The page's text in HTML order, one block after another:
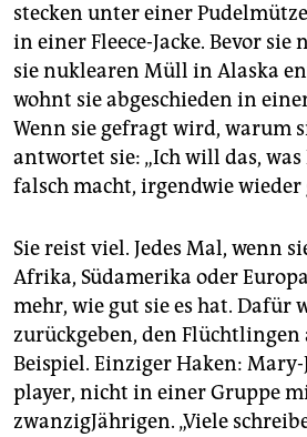
stecken unter einer
in einer Fleece-Jacke. Bevor sie
sie nuklearen Müll in Alaska
wohnt sie abgeschieden in
Wenn sie gefragt wird, warum
antwortet sie: „Ich will das,
falsch macht, irgendwie wieder
Sie reist viel. Jedes Mal, wenn
Afrika, Südamerika oder
mehr, wie gut sie es hat. Dafür
zurückgeben, den Flüchtlingen
Beispiel. Einziger Haken:
player, nicht in einer Gruppe
zwanzigJährigen. „Viele